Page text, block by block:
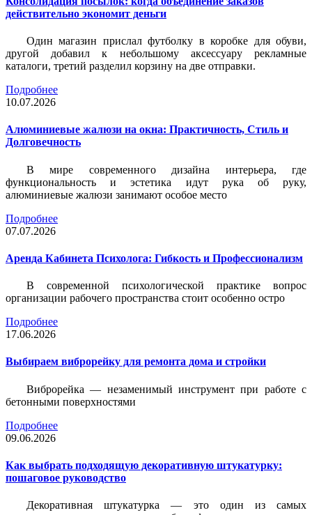
действительно экономит деньги
Один магазин прислал футболку в коробке для обуви,
другой добавил к небольшому аксессуару рекламные
каталоги, третий разделил корзину на две отправки.
Подробнее
10.07.2026
Алюминиевые жалюзи на окна: Практичность, Стиль и
Долговечность
В мире современного дизайна интерьера, где
функциональность и эстетика идут рука об руку,
алюминиевые жалюзи занимают особое место
Подробнее
07.07.2026
Аренда Кабинета Психолога: Гибкость и Профессионализм
В современной психологической практике вопрос
организации рабочего пространства стоит особенно остро
Подробнее
17.06.2026
Выбираем виброрейку для ремонта дома и стройки
Виброрейка — незаменимый инструмент при работе с
бетонными поверхностями
Подробнее
09.06.2026
Как выбрать подходящую декоративную штукатурку:
пошаговое руководство
Декоративная штукатурка — это один из самых